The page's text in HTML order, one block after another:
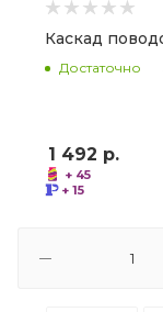
Каскад
Достаточно
1 492 р.
+ 45
+ 15